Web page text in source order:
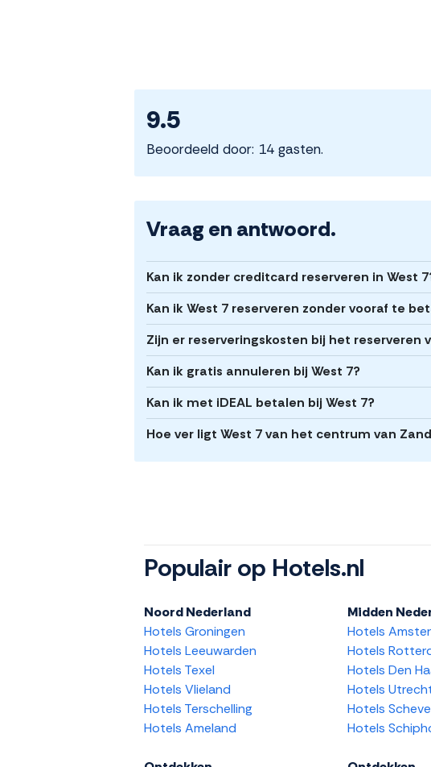
9.5
Beoordeeld door: 14 gasten.
Vraag en antwoord.
Kan ik zonder creditcard reserveren in West
Kan ik West 7 reserveren zonder vooraf te
Zijn er reserveringskosten bij het reserveren
Kan ik gratis annuleren bij West 7?
Kan ik met iDEAL betalen bij West 7?
Hoe ver ligt West 7 van het centrum van
Populair op Hotels.nl
Noord Nederland
Hotels Groningen
Hotels Leeuwarden
Hotels Texel
Hotels Vlieland
Hotels Terschelling
Hotels Ameland
Midden
Hotels
Hotels
Hotels Den
Hotels
Hotels
Hotels